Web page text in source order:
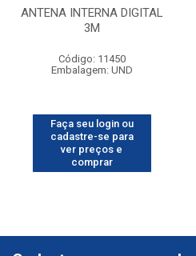
ANTENA INTERNA DIGITAL
3M
Código: 11450
Embalagem: UND
Faça seu login ou
cadastre-se para
ver preços e
comprar